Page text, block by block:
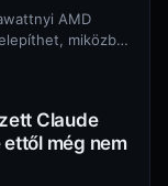
AMD
miközben
Claude
még nem